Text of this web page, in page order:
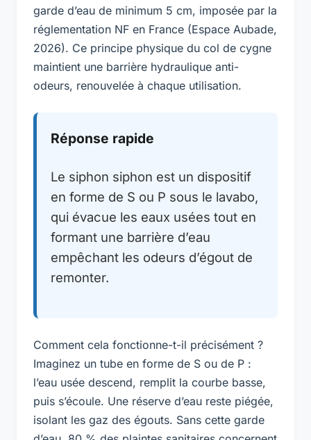
garde d’eau de minimum 5 cm, imposée par la
réglementation NF en France (Espace Aubade,
2026). Ce principe physique du col de cygne
maintient une barrière hydraulique anti-
odeurs, renouvelée à chaque utilisation.
Réponse rapide
Le siphon siphon est un dispositif
en forme de S ou P sous le lavabo,
qui évacue les eaux usées tout en
formant une barrière d’eau
empêchant les odeurs d’égout de
remonter.
Comment cela fonctionne-t-il précisément ?
Imaginez un tube en forme de S ou de P :
l’eau usée descend, remplit la courbe basse,
puis s’écoule. Une réserve d’eau reste piégée,
isolant les gaz des égouts. Sans cette garde